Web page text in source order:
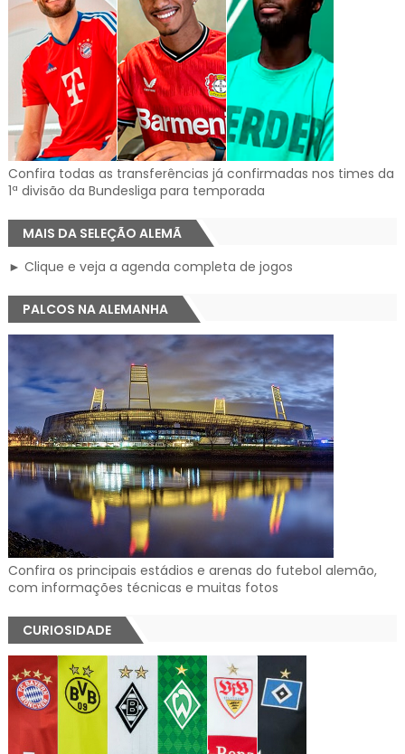
Confira todas as transferências já confirmadas nos times da
1ª divisão da Bundesliga para temporada
MAIS DA SELEÇÃO ALEMÃ
► Clique e veja a agenda completa de jogos
PALCOS NA ALEMANHA
Confira os principais estádios e arenas do futebol alemão,
com informações técnicas e muitas fotos
CURIOSIDADE